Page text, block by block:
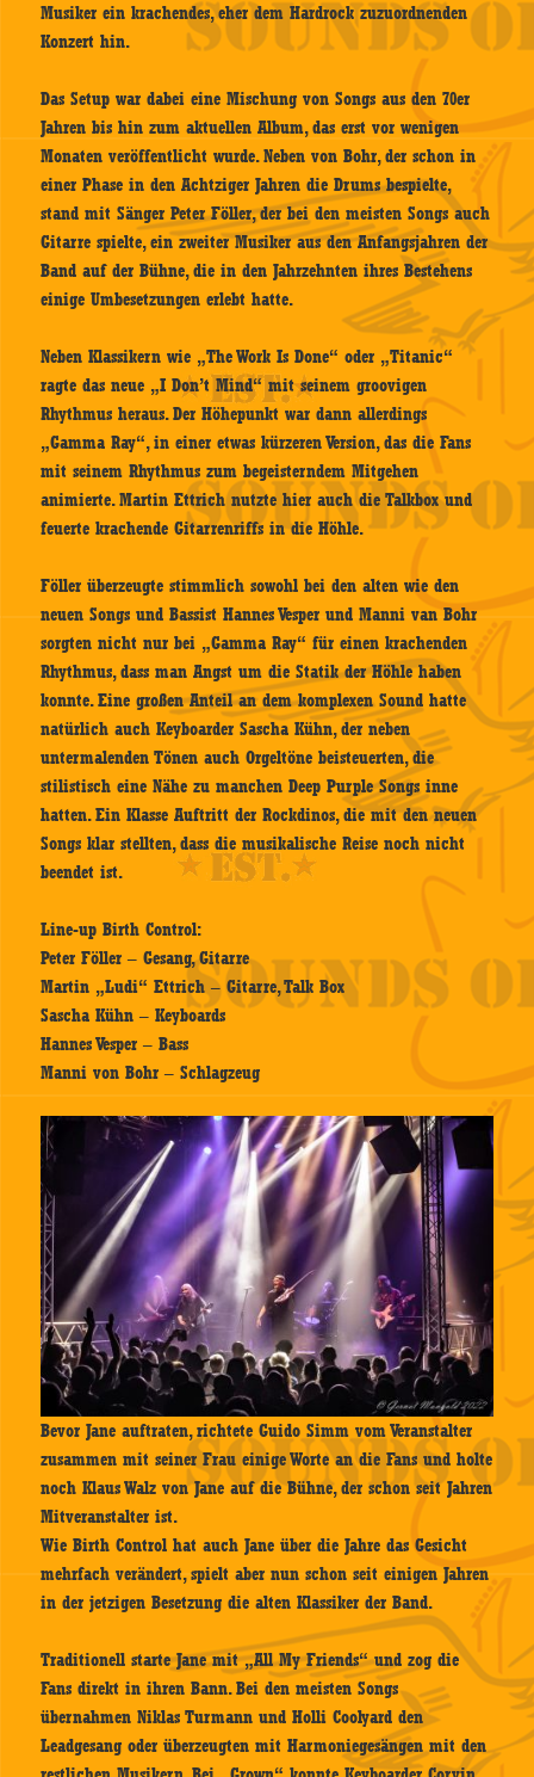
Musiker ein krachendes, eher dem Hardrock zuzuordnenden
Konzert hin.
Das Setup war dabei eine Mischung von Songs aus den 70er
Jahren bis hin zum aktuellen Album, das erst vor wenigen
Monaten veröffentlicht wurde. Neben von Bohr, der schon in
einer Phase in den Achtziger Jahren die Drums bespielte,
stand mit Sänger Peter Föller, der bei den meisten Songs auch
Gitarre spielte, ein zweiter Musiker aus den Anfangsjahren der
Band auf der Bühne, die in den Jahrzehnten ihres Bestehens
einige Umbesetzungen erlebt hatte.
Neben Klassikern wie „The Work Is Done“ oder „Titanic“
ragte das neue „I Don’t Mind“ mit seinem groovigen
Rhythmus heraus. Der Höhepunkt war dann allerdings
„Gamma Ray“, in einer etwas kürzeren Version, das die Fans
mit seinem Rhythmus zum begeisterndem Mitgehen
animierte. Martin Ettrich nutzte hier auch die Talkbox und
feuerte krachende Gitarrenriffs in die Höhle.
Föller überzeugte stimmlich sowohl bei den alten wie den
neuen Songs und Bassist Hannes Vesper und Manni van Bohr
sorgten nicht nur bei „Gamma Ray“ für einen krachenden
Rhythmus, dass man Angst um die Statik der Höhle haben
konnte. Eine großen Anteil an dem komplexen Sound hatte
natürlich auch Keyboarder Sascha Kühn, der neben
untermalenden Tönen auch Orgeltöne beisteuerten, die
stilistisch eine Nähe zu manchen Deep Purple Songs inne
hatten. Ein Klasse Auftritt der Rockdinos, die mit den neuen
Songs klar stellten, dass die musikalische Reise noch nicht
beendet ist.
Line-up Birth Control:
Peter Föller – Gesang, Gitarre
Martin „Ludi“ Ettrich – Gitarre, Talk Box
Sascha Kühn – Keyboards
Hannes Vesper – Bass
Manni von Bohr – Schlagzeug
Bevor Jane auftraten, richtete Guido Simm vom Veranstalter
zusammen mit seiner Frau einige Worte an die Fans und holte
noch Klaus Walz von Jane auf die Bühne, der schon seit Jahren
Mitveranstalter ist.
Wie Birth Control hat auch Jane über die Jahre das Gesicht
mehrfach verändert, spielt aber nun schon seit einigen Jahren
in der jetzigen Besetzung die alten Klassiker der Band.
Traditionell starte Jane mit „All My Friends“ und zog die
Fans direkt in ihren Bann. Bei den meisten Songs
übernahmen Niklas Turmann und Holli Coolyard den
Leadgesang oder überzeugten mit Harmoniegesängen mit den